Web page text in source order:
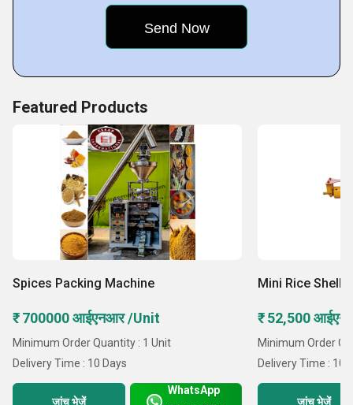
Featured Products
Spices Packing Machine
₹ 700000 आईएनआर /Unit
Minimum Order Quantity : 1 Unit
Delivery Time : 10 Days
जांच भेजें
WhatsApp
Mini Rice
₹ 52,500
Minimum Order
Delivery Time : 10-
जांच भेजें